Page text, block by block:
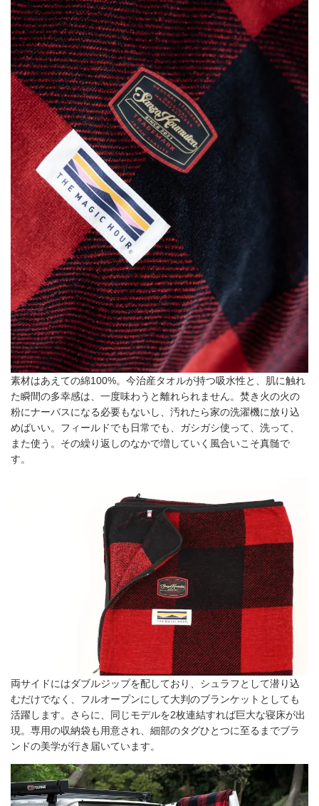
素材はあえての綿100%。今治産タオルが持つ吸水性と、肌に触れ
た瞬間の多幸感は、一度味わうと離れられません。焚き火の火の
粉にナーバスになる必要もないし、汚れたら家の洗濯機に放り込
めばいい。フィールドでも日常でも、ガシガシ使って、洗って、
また使う。その繰り返しのなかで増していく風合いこそ真髄で
す。
両サイドにはダブルジップを配しており、シュラフとして潜り込
むだけでなく、フルオープンにして大判のブランケットとしても
活躍します。さらに、同じモデルを2枚連結すれば巨大な寝床が出
現。専用の収納袋も用意され、細部のタグひとつに至るまでブラ
ンドの美学が行き届いています。